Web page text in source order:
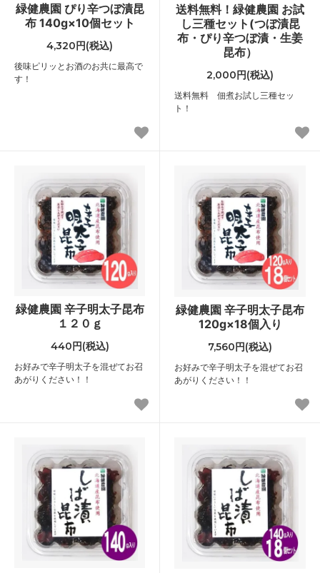
緑健農園 ぴり辛つぼ漬昆
布 140g×10個セット
4,320円(税込)
後味ピリッとお酒のお共に最高で
す！
送料無料！緑健農園 お試
し三種セット(つぼ漬昆
布・ぴり辛つぼ漬・生姜
昆布）
2,000円(税込)
送料無料 佃煮お試し三種セッ
ト！
緑健農園 辛子明太子昆布
１２０ｇ
440円(税込)
お好みで辛子明太子を混ぜてお召
あがりください！！
緑健農園 辛子明太子昆布
120g×18個入り
7,560円(税込)
お好みで辛子明太子を混ぜてお召
あがりください！！